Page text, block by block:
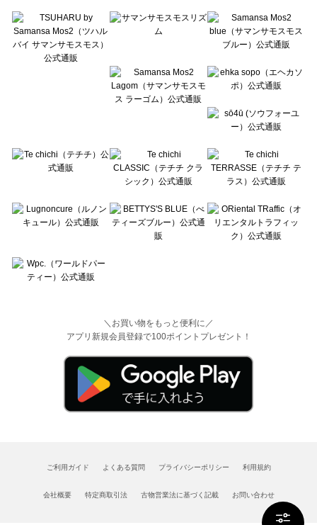
Lugnoncure（ルノンキュール）の一覧
BETTY'S BLUE（べティーズブルー）の一覧
Wpc.（ワールドパーティー）の一覧
＼お買い物をもっと便利に／
アプリ新規会員登録で100ポイントプレゼント！
ご利用ガイド よくある質問 プライバシーポリシー 利用規約
会社概要 特定商取引法 古物営業法に基づく記載 お問い合わせ